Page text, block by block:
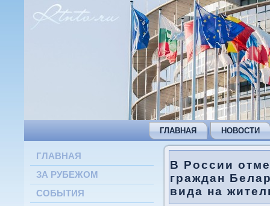
ГЛАВНАЯ НОВОСТИ
ГЛАВНАЯ
ЗА РУБЕЖОМ
СОБЫТИЯ
В России
граждан
вида на